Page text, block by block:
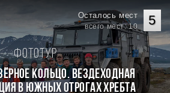
5
Осталось мест
всего мест: 10
Фототур
КОЛЬЦО. Вездеходная
в южных отрогах хребта